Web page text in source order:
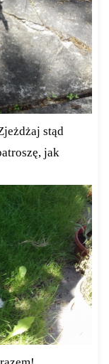
stąd
jak